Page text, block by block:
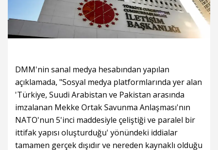
DMM'nin sanal medya hesabından yapılan
açıklamada, "Sosyal medya platformlarında yer alan
'Türkiye, Suudi Arabistan ve Pakistan arasında
imzalanan Mekke Ortak Savunma Anlaşması'nın
NATO'nun 5'inci maddesiyle çeliştiği ve paralel bir
ittifak yapısı oluşturduğu' yönündeki iddialar
tamamen gerçek dışıdır ve nereden kaynaklı olduğu